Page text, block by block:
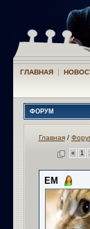
ГЛАВНАЯ |
ФОРУМ
Главная/
« 1
ЕМ